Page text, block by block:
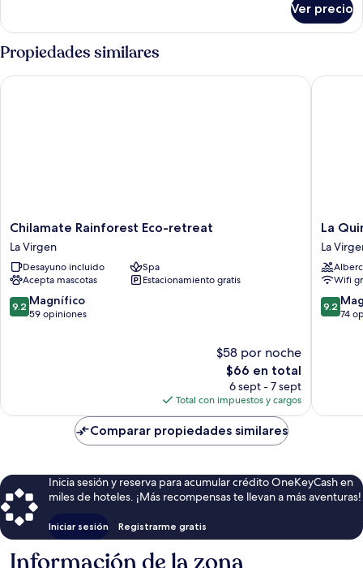
a
montaña
(Private
doble
estándar,
balcón,
vista
a
Ver precio
Propiedades similares
Chilamate
Rainforest
Eco-
retreat
La
Virgen
Chilamate Rainforest Eco-retreat
La Virgen
Desayuno incluido
Spa
Acepta mascotas
Estacionamiento gratis
9.2
de
9.2 Magnífico
59 opiniones
$58 por noche
El
precio
actual
es
de
$66
$66 en total
6 sept - 7 sept
Total con impuestos y cargos
Chilamate Rainforest Eco-retreat
La
Quinta
Lodge
La
Virgen
La
La
Wifi
9.2
de
9.2
74
La
Comparar propiedades similares
Inicia sesión y reserva para acumular crédito OneKeyCash en
miles de hoteles. ¡Más recompensas te llevan a más aventuras!
Iniciar sesión Registrarme gratis